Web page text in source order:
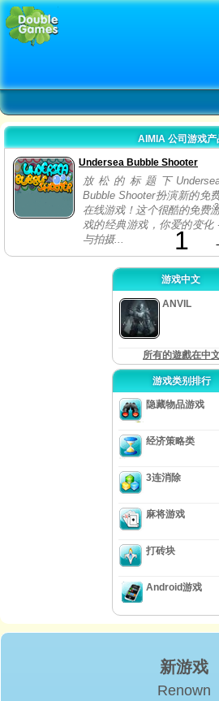
AIMIA 公司游戏产
Undersea Bubble Shooter
放松的标题下
Bubble Shooter扮演新的免
在线游戏！这个很酷的免费
戏的经典游戏，你爱的变化
与拍摄...
1
游戏中文
ANVIL
所有的遊戲在中
游戏类别排行
隐藏物品游戏
经济策略类
3连消除
麻将游戏
打砖块
Android游戏
新游戏
Renown